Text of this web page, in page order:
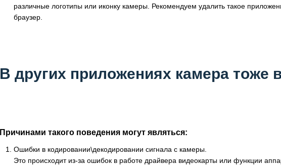
различные логотипы или иконку камеры. Рекомендуем удалить такое
браузер.
В других приложениях камера тоже
Причинами такого поведения могут являться:
Ошибки в кодировании\декодировании сигнала с камеры.
Это происходит из-за ошибок в работе драйвера видеокарты или функции